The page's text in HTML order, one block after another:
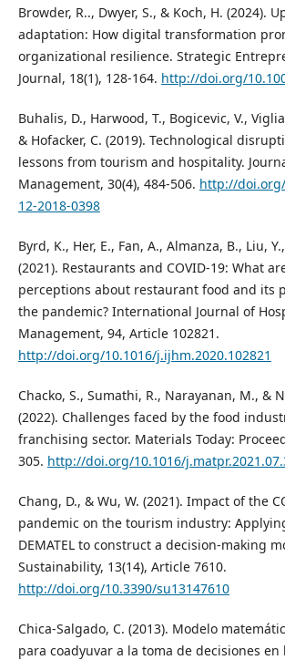
Browder, R.., Dwyer, S., & Koch, H. (2024).
adaptation: How digital transformation
organizational resilience. Strategic
Journal, 18(1), 128-164. http://doi.org/
Buhalis, D., Harwood, T., Bogicevic, V.,
& Hofacker, C. (2019). Technological
lessons from tourism and hospitality.
Management, 30(4), 484-506. http://doi.org/
12-2018-0398
Byrd, K., Her, E., Fan, A., Almanza, B., Liu,
(2021). Restaurants and COVID-19: What
perceptions about restaurant food and its
the pandemic? International Journal of
Management, 94, Article 102821.
http://doi.org/10.1016/j.ijhm.2020.102821
Chacko, S., Sumathi, R., Narayanan, M., &
(2022). Challenges faced by the food
franchising sector. Materials Today:
305. http://doi.org/10.1016/
Chang, D., & Wu, W. (2021). Impact of the
pandemic on the tourism industry:
DEMATEL to construct a decision-making
Sustainability, 13(14), Article 7610.
http://doi.org/10.3390/su13147610
Chica-Salgado, C. (2013). Modelo
para coadyuvar a la toma de decisiones en